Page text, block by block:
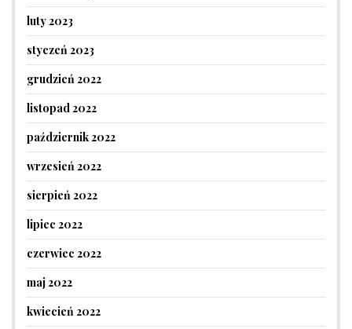
luty 2023
styczeń 2023
grudzień 2022
listopad 2022
październik 2022
wrzesień 2022
sierpień 2022
lipiec 2022
czerwiec 2022
maj 2022
kwiecień 2022